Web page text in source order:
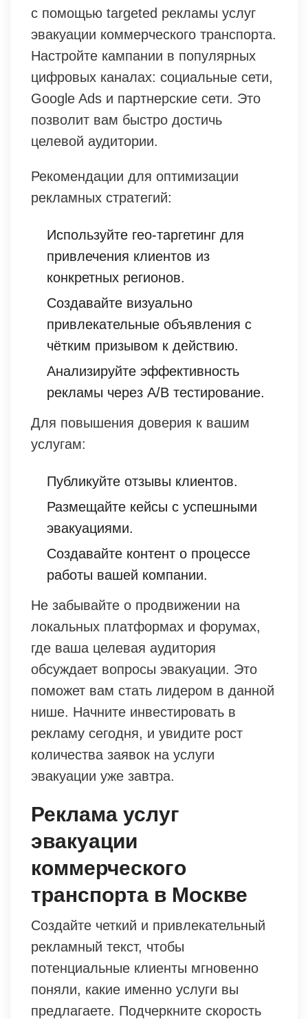
с помощью targeted рекламы услуг
эвакуации коммерческого транспорта.
Настройте кампании в популярных
цифровых каналах: социальные сети,
Google Ads и партнерские сети. Это
позволит вам быстро достичь
целевой аудитории.
Рекомендации для оптимизации
рекламных стратегий:
Используйте гео-таргетинг для
привлечения клиентов из
конкретных регионов.
Создавайте визуально
привлекательные объявления с
чётким призывом к действию.
Анализируйте эффективность
рекламы через A/B тестирование.
Для повышения доверия к вашим
услугам:
Публикуйте отзывы клиентов.
Размещайте кейсы с успешными
эвакуациями.
Создавайте контент о процессе
работы вашей компании.
Не забывайте о продвижении на
локальных платформах и форумах,
где ваша целевая аудитория
обсуждает вопросы эвакуации. Это
поможет вам стать лидером в данной
нише. Начните инвестировать в
рекламу сегодня, и увидите рост
количества заявок на услуги
эвакуации уже завтра.
Реклама услуг
эвакуации
коммерческого
транспорта в Москве
Создайте четкий и привлекательный
рекламный текст, чтобы
потенциальные клиенты мгновенно
поняли, какие именно услуги вы
предлагаете. Подчеркните скорость